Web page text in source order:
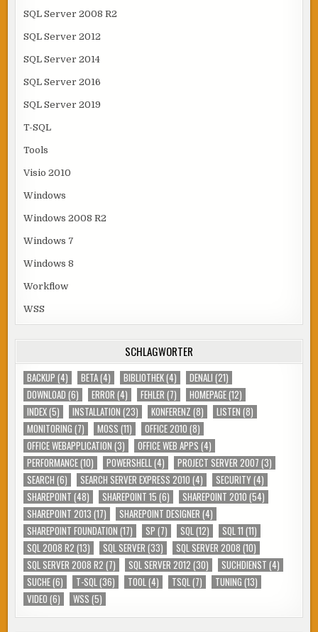
SQL Server 2008 R2
SQL Server 2012
SQL Server 2014
SQL Server 2016
SQL Server 2019
T-SQL
Tools
Visio 2010
Windows
Windows 2008 R2
Windows 7
Windows 8
Workflow
WSS
SCHLAGWÖRTER
BACKUP (4) BETA(4) BIBLIOTHEK(4) DENALI (21)
DOWNLOAD (6) ERROR (4) FEHLER (7) HOMEPAGE(12)
INDEX(5) INSTALLATION (23) KONFERENZ (8) LISTEN (8)
MONITORING (7) MOSS (11) OFFICE 2010 (8)
OFFICE WEBAPPLICATION (3) OFFICE WEB APPS (4)
PERFORMANCE(10) POWERSHELL (4) PROJECT SERVER 2007 (3)
SEARCH (6) SEARCH SERVER EXPRESS 2010 (4) SECURITY(4)
SHAREPOINT (48) SHAREPOINT 15 (6) SHAREPOINT 2010 (54)
SHAREPOINT 2013 (17) SHAREPOINT DESIGNER (4)
SHAREPOINT FOUNDATION (17) SP (7) SQL (12) SQL 11 (11)
SQL 2008 R2 (13) SQL SERVER (33) SQL SERVER 2008 (10)
SQL SERVER 2008 R2 (7) SQL SERVER 2012 (30) SUCHDIENST (4)
SUCHE(6) T-SQL (36) TOOL (4) TSQL (7) TUNING (13)
VIDEO (6) WSS (5)